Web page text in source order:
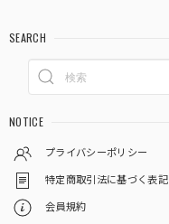
SEARCH
NOTICE
プライバシーポリシー
特定商取引法に基づく表記
会員規約